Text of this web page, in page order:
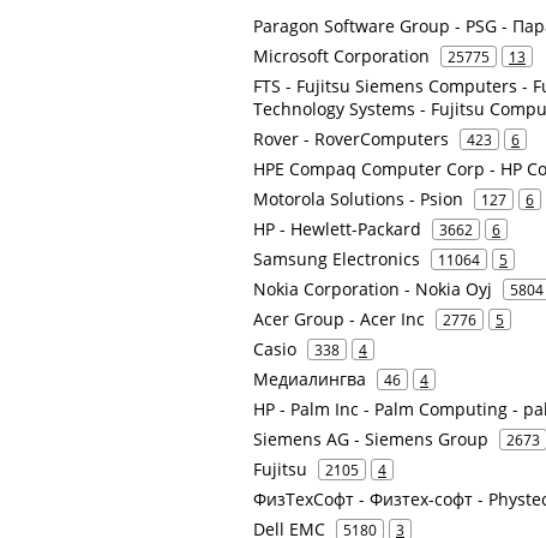
Paragon Software Group - PSG -
Microsoft Corporation 25775 13
FTS - Fujitsu Siemens Computers -
Technology Systems - Fujitsu
Rover - RoverComputers 423 6
HPE Compaq Computer Corp - HP
Motorola Solutions - Psion 127 6
HP - Hewlett-Packard 3662 6
Samsung Electronics 11064 5
Nokia Corporation - Nokia Oyj 5804
Acer Group - Acer Inc 2776 5
Casio 338 4
Медиалингва 46 4
HP - Palm Inc - Palm Computing -
Siemens AG - Siemens Group 2673
Fujitsu 2105 4
ФизТехСофт - Физтех-софт -
Dell EMC 5180 3